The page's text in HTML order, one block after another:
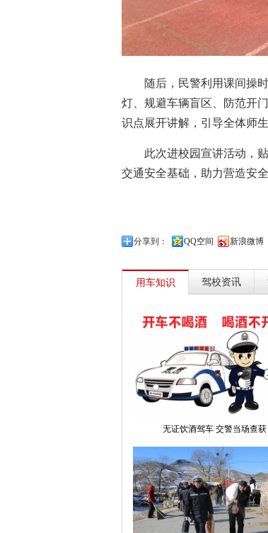
随后，民警利用课间操
灯、规避车辆盲区、防范开
识点展开讲解，引导全体师
此次进校园宣讲活动，
交通安全基础，助力营造安
分享到： QQ空间 新浪微博
用车知识 驾校资讯
无证饮酒驾车 交警当场查获